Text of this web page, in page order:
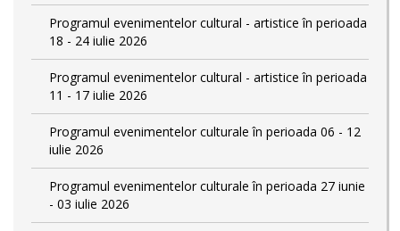
Programul evenimentelor cultural - artistice în perioada
18 - 24 iulie 2026
Programul evenimentelor cultural - artistice în perioada
11 - 17 iulie 2026
Programul evenimentelor culturale în perioada 06 - 12
iulie 2026
Programul evenimentelor culturale în perioada 27 iunie
- 03 iulie 2026